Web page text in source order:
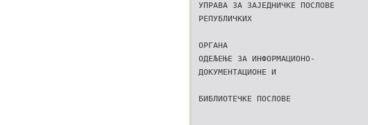
УПРАВА ЗА ЗАЈЕДНИЧКЕ ПОСЛОВЕ
РЕПУБЛИЧКИХ
ОРГАНА
ОДЕЉЕЊЕ ЗА ИНФОРМАЦИОНО-
ДОКУМЕНТАЦИОНЕ И
БИБЛИОТЕЧКЕ ПОСЛОВЕ